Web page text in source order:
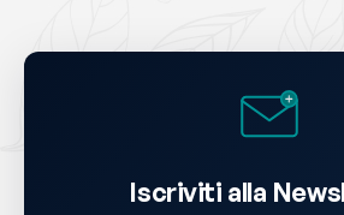
Iscriviti alla